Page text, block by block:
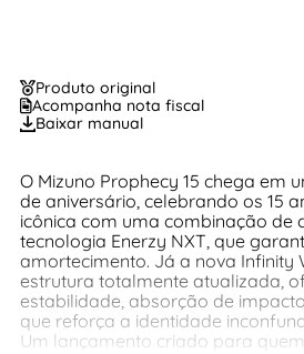
Produto original
Acompanha nota fiscal
Baixar manual
O Mizuno Prophecy 15 chega em
de aniversário, celebrando os 15
icônica com uma combinação de
tecnologia Enerzy NXT, que
amortecimento. Já a nova Infinity
estrutura totalmente atualizada,
estabilidade, absorção de
que reforça a identidade
Um lançamento criado para